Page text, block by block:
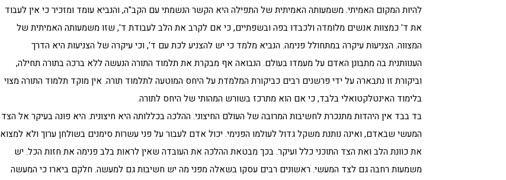
להיות המקום האמיתי. משמעותה האמיתית של התפילה היא הקשר הנשמתי עם הקב"ה, והנביא עומד ומזכיר כי אין לעבוד
את ד' כמצוות אנשים מלומדה ולכבדו בפה ובשפתיים, כי אם לקרב את הלב לעבודת ד', שזו משמעותה האמיתית של
המצווה. הצניעות עיקרה במתחולל פנימה. הנביא מלמד כי יש להצניע לכת עם ד', וכי עיקרה של הצניעות היא הדרך
הענוותנית בה מתבונן האדם על מעמדו בעולם. הנבואה אף מבקרת את תלמוד התורה הנעשה ללא ברכה בתורה תחילה,
וביקורת זו נתבארה על ידי פרשנים רבים כביקורת המלמדת על היחס המוטעה לתלמוד תורה. אין מוקד תלמוד התורה מצוי
בלימוד האינטלקטואלי בלבד, כי אם הוא מתרכז בשורש המהותי של היחס לתורה.
בד בבד אין היהדות מתנכרת לחשיבות המרובה של העולם החיצוני. ההלכה בכללותה היא חיצונית. היא פונה בעיקר אל הצד
המעשי שבאדם, ואינה נותנת משקל גדול לעולמו הפנימי. יכול אדם לעבור על פני עשרות סימנים בשולחן ערוך ולא למצוא
את כוונת הלב ואת הצד התוכני כלל ועיקר. בכך מבטאת ההלכה את העובדה שאין לראות בלב פנימה את חזות הכל. יש
משמעות רחבה גם לצד המעשי. ראשונים רבים עסקו בשאלה מפני מה יש חשיבות גם למעשה. חלקם ביארו כי המעשה